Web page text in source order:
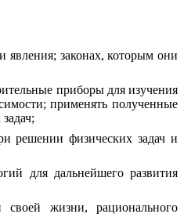
явления; законах, которым они
приборы для изучения
применять полученные
решении физических задач и
для дальнейшего развития
своей жизни, рационального